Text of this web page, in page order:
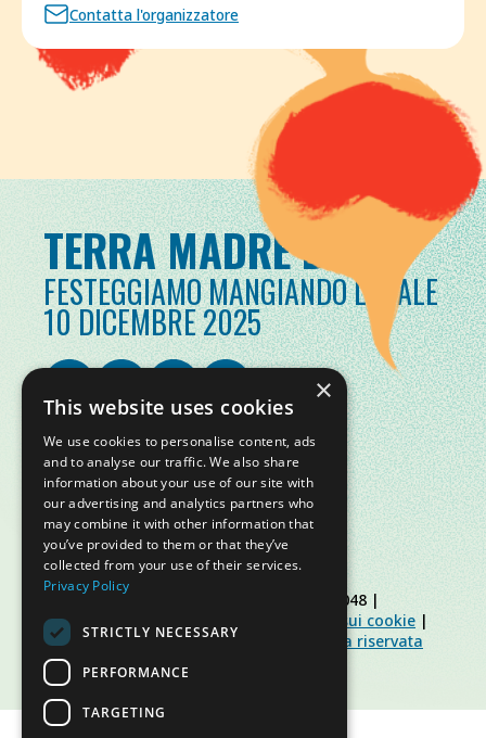
Contatta l'organizzatore
TERRA MADRE DAY
FESTEGGIAMO MANGIANDO LOCALE
10 DICEMBRE 2025
© Slow Food Foundation | C.F. 91019770048 |
Informativa sulla privacy
Informativa sui cookie |
Slow Food Foundation|Linee guida area riservata
×
This website uses cookies
We use cookies to personalise content, ads
and to analyse our traffic. We also share
information about your use of our site with
our advertising and analytics partners who
may combine it with other information that
you’ve provided to them or that they’ve
collected from your use of their services.
Privacy Policy
STRICTLY NECESSARY
PERFORMANCE
TARGETING